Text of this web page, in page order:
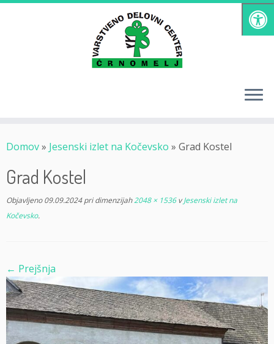
Skoči
Domov» Jesenski izlet na Kočevsko » Grad Kostel
Grad Kostel
Objavljeno 09.09.2024pri dimenzijah2048 × 1536vJesenski izlet na
Kočevsko.
← Prejšnja